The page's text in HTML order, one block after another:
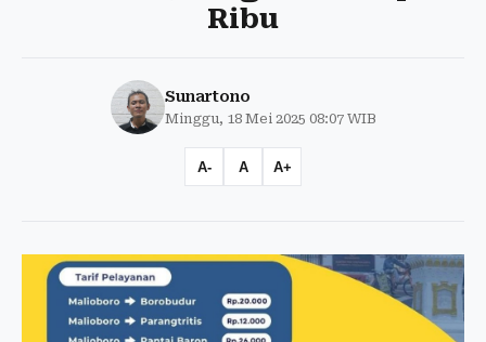
Ribu
Sunartono
Minggu, 18 Mei 2025 08:07 WIB
A- A A+